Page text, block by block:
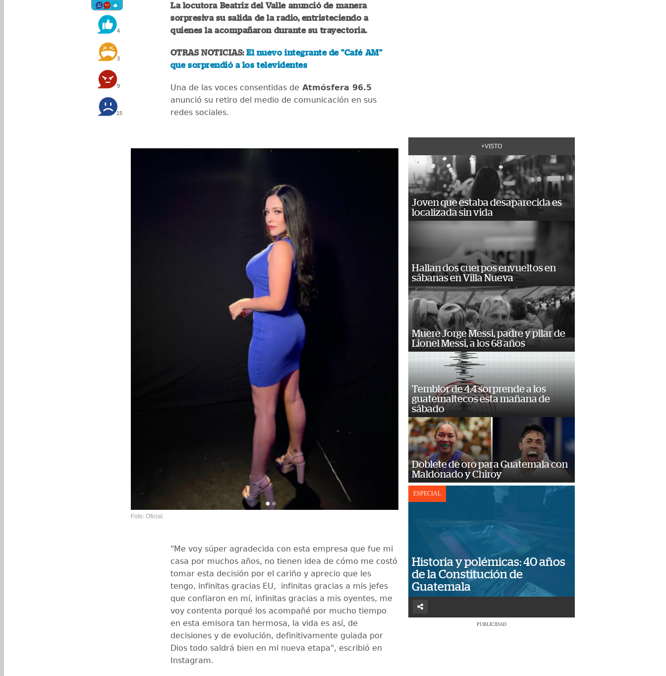
4
3
9
15
La locutora Beatriz del Valle anunció de manera
sorpresiva su salida de la radio, entristeciendo a
quienes la acompañaron durante su trayectoria.
OTRAS NOTICIAS:El nuevo integrante de "Café AM"
que sorprendió a los televidentes
Una de las voces consentidas de Atmósfera 96.5
anunció su retiro del medio de comunicación en sus
redes sociales.
Foto: Oficial.
"Me voy súper agradecida con esta empresa que fue mi
casa por muchos años, no tienen idea de cómo me costó
tomar esta decisión por el cariño y aprecio que les
tengo, infinitas gracias EU, infinitas gracias a mis jefes
que confiaron en mí, infinitas gracias a mis oyentes, me
voy contenta porqué los acompañé por mucho tiempo
en esta emisora tan hermosa, la vida es así, de
decisiones y de evolución, definitivamente guiada por
Dios todo saldrá bien en mi nueva etapa", escribió en
Instagram.
+VISTO
Joven que estaba desaparecida es
localizada sin vida
Hallan dos cuerpos envueltos en
sábanas en Villa Nueva
Muere Jorge Messi, padre y pilar de
Lionel Messi, a los 68 años
Temblor de 4.4 sorprende a los
guatemaltecos esta mañana de
sábado
Doblete de oro para Guatemala con
Maldonado y Chiroy
ESPECIAL
Historia y polémicas: 40 años
de la Constitución de
Guatemala
PUBLICIDAD